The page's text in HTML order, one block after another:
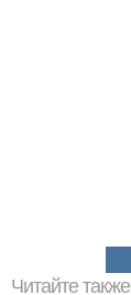
Читайте также